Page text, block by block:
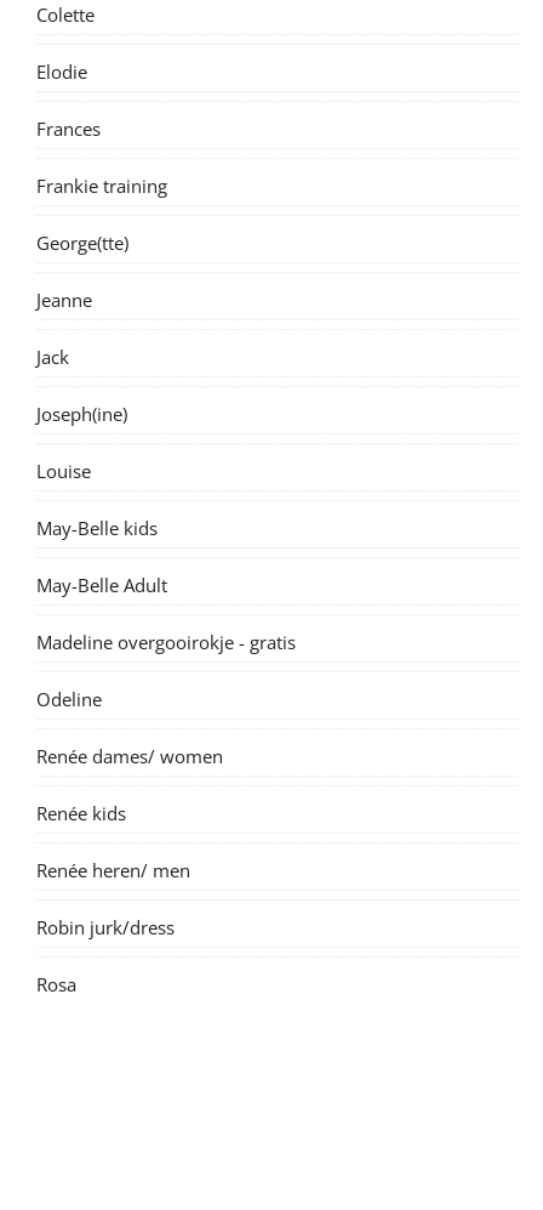
Colette
Elodie
Frances
Frankie training
George(tte)
Jeanne
Jack
Joseph(ine)
Louise
May-Belle kids
May-Belle Adult
Madeline overgooirokje - gratis
Odeline
Renée dames/ women
Renée kids
Renée heren/ men
Robin jurk/dress
Rosa